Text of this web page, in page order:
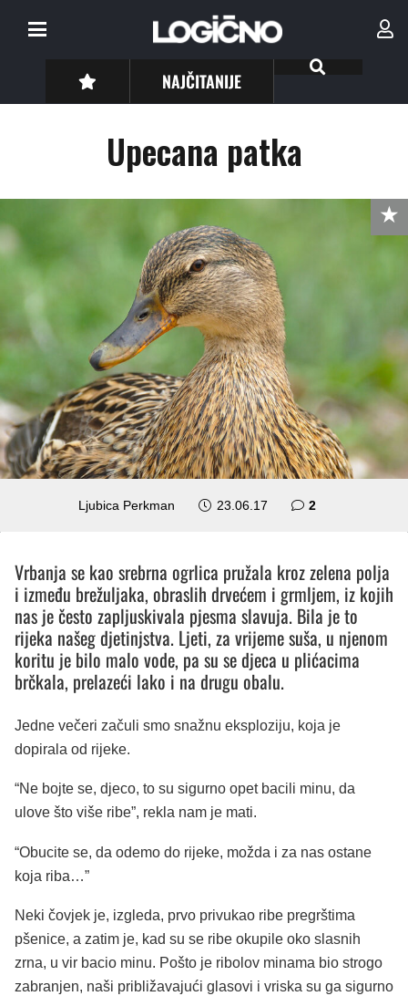
NAJČITANIJE
Upecana patka
Ljubica Perkman 23.06.17 2
Vrbanja se kao srebrna ogrlica pružala kroz zelena polja
i između brežuljaka, obraslih drvećem i grmljem, iz kojih
nas je često zapljuskivala pjesma slavuja. Bila je to
rijeka našeg djetinjstva. Ljeti, za vrijeme suša, u njenom
koritu je bilo malo vode, pa su se djeca u plićacima
brčkala, prelazeći lako i na drugu obalu.
Jedne večeri začuli smo snažnu eksploziju, koja je
dopirala od rijeke.
“Ne bojte se, djeco, to su sigurno opet bacili minu, da
ulove što više ribe”, rekla nam je mati.
“Obucite se, da odemo do rijeke, možda i za nas ostane
koja riba…”
Neki čovjek je, izgleda, prvo privukao ribe pregrštima
pšenice, a zatim je, kad su se ribe okupile oko slasnih
zrna, u vir bacio minu. Pošto je ribolov minama bio strogo
zabranjen, naši približavajući glasovi i vriska su ga sigurno